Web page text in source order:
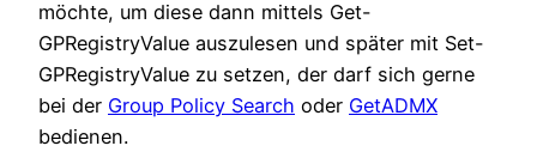
möchte, um diese dann mittels Get-
GPRegistryValue auszulesen und später mit Set-
GPRegistryValue zu setzen, der darf sich gerne
bei der Group Policy Search oder GetADMX
bedienen.